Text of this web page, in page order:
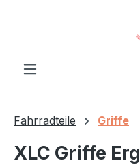
Fahrradteile Griffe
XLC Griffe